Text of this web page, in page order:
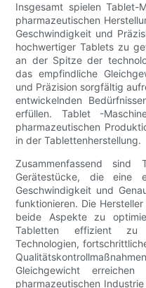
Insgesamt spielen Tablet-
pharmazeutischen
Geschwindigkeit und
hochwertiger Tablets zu
an der Spitze der
das empfindliche
und Präzision sorgfältig
entwickelnden
erfüllen. Tablet -
pharmazeutischen
in der Tablettenherstellung.
Zusammenfassend sind
Gerätestücke, die eine
Geschwindigkeit und
funktionieren. Die
beide Aspekte zu
Tabletten effizient zu
Technologien,
Gleichgewicht
pharmazeutischen